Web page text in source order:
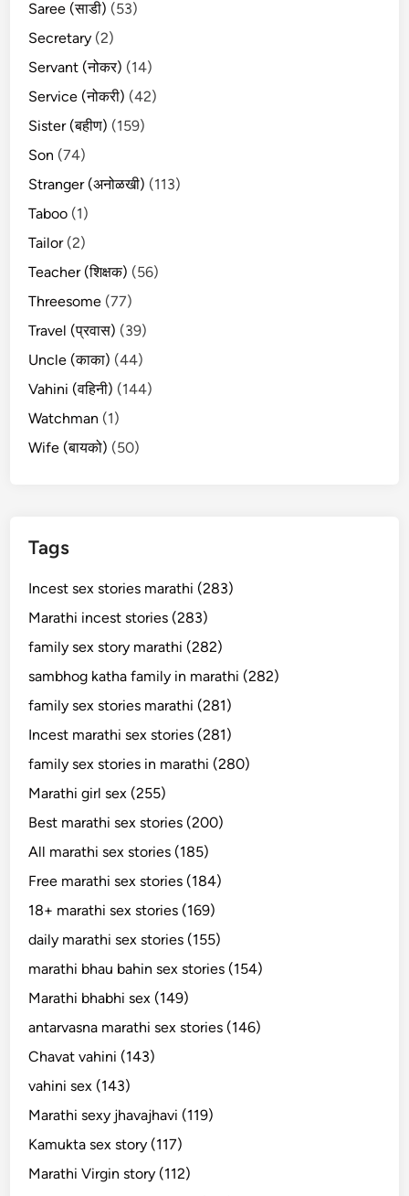
Saree (साडी) (53)
Secretary (2)
Servant (नोकर) (14)
Service (नोकरी) (42)
Sister (बहीण) (159)
Son (74)
Stranger (अनोळखी) (113)
Taboo (1)
Tailor(2)
Teacher (शिक्षक) (56)
Threesome (77)
Travel (प्रवास) (39)
Uncle (काका) (44)
Vahini (वहिनी) (144)
Watchman (1)
Wife (बायको) (50)
Tags
Incest sex stories marathi (283)
Marathi incest stories (283)
family sex story marathi (282)
sambhog katha family in marathi (282)
family sex stories marathi (281)
Incest marathi sex stories (281)
family sex stories in marathi (280)
Marathi girl sex (255)
Best marathi sex stories (200)
All marathi sex stories (185)
Free marathi sex stories (184)
18+ marathi sex stories (169)
daily marathi sex stories (155)
marathi bhau bahin sex stories (154)
Marathi bhabhi sex (149)
antarvasna marathi sex stories (146)
Chavat vahini (143)
vahini sex (143)
Marathi sexy jhavajhavi (119)
Kamukta sex story (117)
Marathi Virgin story (112)